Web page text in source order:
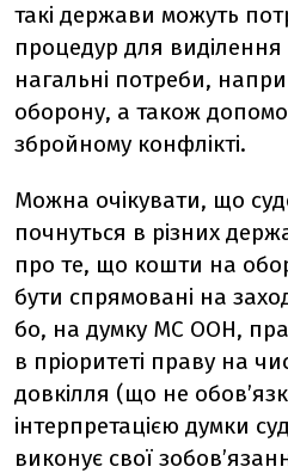
такі держави можуть
процедур для виділення
нагальні потреби,
оборону, а також
збройному конфлікті.
Можна очікувати, що
почнуться в різних
про те, що кошти на
бути спрямовані на
бо, на думку МС ООН,
в пріоритеті праву на
довкілля (що не
інтерпретацією думки
виконує свої